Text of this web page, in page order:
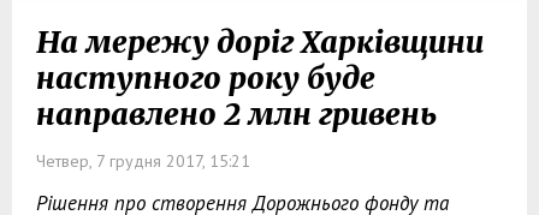
На мережу доріг Харківщини
наступного року буде
направлено 2 млн гривень
Четвер, 7 грудня 2017, 15:21
Рішення про створення Дорожнього фонду та